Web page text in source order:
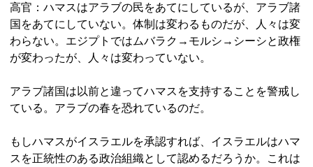
高官：ハマスはアラブの民をあてにしているが、アラブ諸
国をあてにしていない。体制は変わるものだが、人々は変
わらない。エジプトではムバラク→モルシ→シーシと政権
が変わったが、人々は変わっていない。
アラブ諸国は以前と違ってハマスを支持することを警戒し
ている。アラブの春を恐れているのだ。
もしハマスがイスラエルを承認すれば、イスラエルはハマ
スを正統性のある政治組織として認めるだろうか。これは